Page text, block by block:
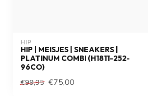
HIP
HIP | MEISJES | SNEAKERS |
PLATINUM COMBI (H1811-252-
96CO)
€99,95 €75,00